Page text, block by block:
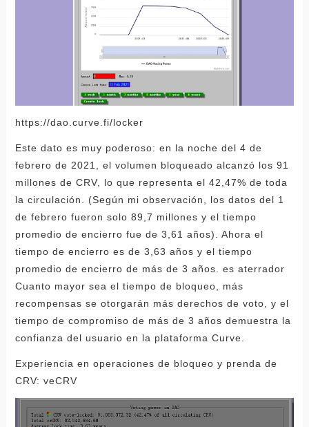
https://dao.curve.fi/locker
Este dato es muy poderoso: en la noche del 4 de
febrero de 2021, el volumen bloqueado alcanzó los 91
millones de CRV, lo que representa el 42,47% de toda
la circulación. (Según mi observación, los datos del 1
de febrero fueron solo 89,7 millones y el tiempo
promedio de encierro fue de 3,61 años). Ahora el
tiempo de encierro es de 3,63 años y el tiempo
promedio de encierro de más de 3 años. es aterrador
Cuanto mayor sea el tiempo de bloqueo, más
recompensas se otorgarán más derechos de voto, y el
tiempo de compromiso de más de 3 años demuestra la
confianza del usuario en la plataforma Curve.
Experiencia en operaciones de bloqueo y prenda de
CRV: veCRV